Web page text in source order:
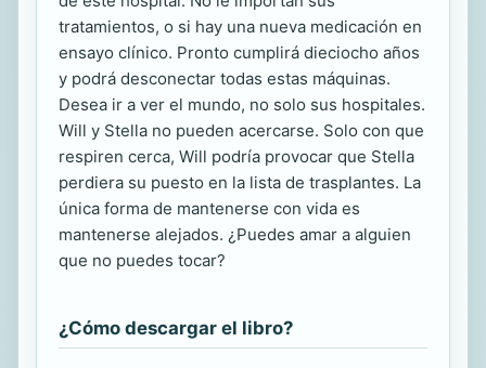
tratamientos, o si hay una nueva medicación en
ensayo clínico. Pronto cumplirá dieciocho años
y podrá desconectar todas estas máquinas.
Desea ir a ver el mundo, no solo sus hospitales.
Will y Stella no pueden acercarse. Solo con que
respiren cerca, Will podría provocar que Stella
perdiera su puesto en la lista de trasplantes. La
única forma de mantenerse con vida es
mantenerse alejados. ¿Puedes amar a alguien
que no puedes tocar?
¿Cómo descargar el libro?